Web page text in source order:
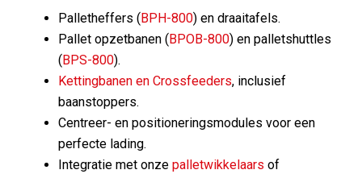
Palletheffers ( BPH-800) en draaitafels.
Pallet opzetbanen ( BPOB-800) en palletshuttles
( BPS-800).
Kettingbanen en Crossfeeders, inclusief
baanstoppers.
Centreer- en positioneringsmodules voor een
perfecte lading.
Integratie met onze palletwikkelaars of